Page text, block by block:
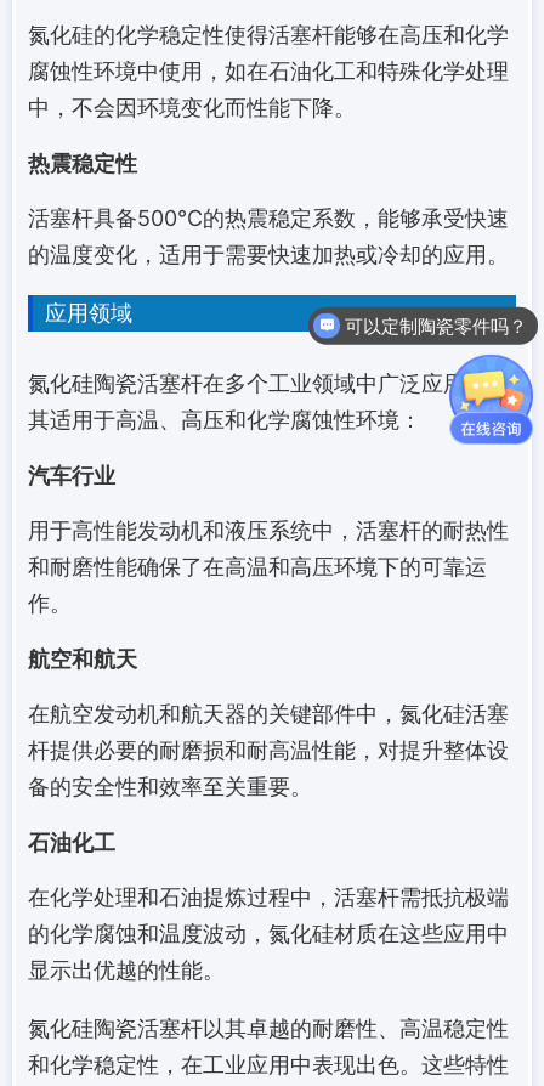
氮化硅的化学稳定性使得活塞杆能够在高压和化学
腐蚀性环境中使用，如在石油化工和特殊化学处理
中，不会因环境变化而性能下降。
热震稳定性
活塞杆具备500℃的热震稳定系数，能够承受快速
的温度变化，适用于需要快速加热或冷却的应用。
应用领域
氮化硅陶瓷活塞杆在多个工业领域中广泛应用，尤
其适用于高温、高压和化学腐蚀性环境：
汽车行业
用于高性能发动机和液压系统中，活塞杆的耐热性
和耐磨性能确保了在高温和高压环境下的可靠运
作。
航空和航天
在航空发动机和航天器的关键部件中，氮化硅活塞
杆提供必要的耐磨损和耐高温性能，对提升整体设
备的安全性和效率至关重要。
石油化工
在化学处理和石油提炼过程中，活塞杆需抵抗极端
的化学腐蚀和温度波动，氮化硅材质在这些应用中
显示出优越的性能。
氮化硅陶瓷活塞杆以其卓越的耐磨性、高温稳定性
和化学稳定性，在工业应用中表现出色。这些特性
可以定制陶瓷零件吗？